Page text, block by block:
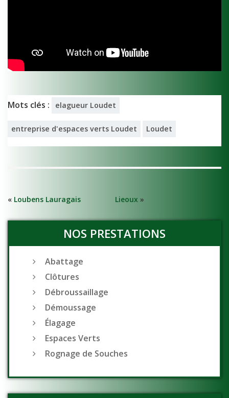
Mots clés : elagueur Loudet
entreprise d'espaces verts Loudet Loudet
« Loubens Lauragais Lieoux»
NOS PRESTATIONS
Abattage
Clôtures
Débroussaillage
Démoussage
Élagage
Espaces Verts
Rognage de Souches